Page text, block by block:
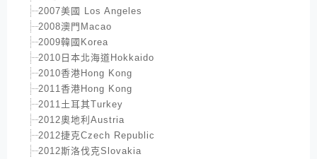
2007美國 Los Angeles
2008澳門Macao
2009韓國Korea
2010日本北海道Hokkaido
2010香港Hong Kong
2011香港Hong Kong
2011土耳其Turkey
2012奧地利Austria
2012捷克Czech Republic
2012斯洛伐克Slovakia